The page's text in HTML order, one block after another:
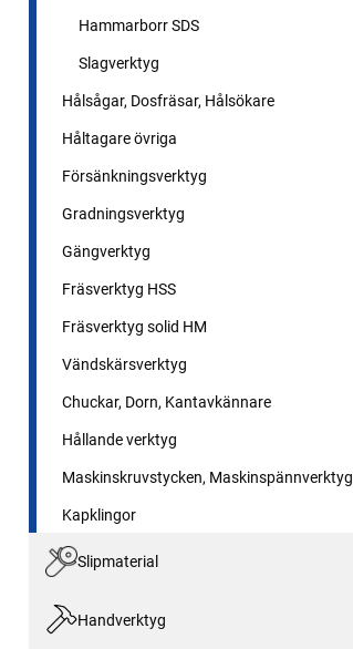
Hammarborr SDS
Slagverktyg
Hålsågar, Dosfräsar, Hålsökare
Håltagare övriga
Försänkningsverktyg
Gradningsverktyg
Gängverktyg
Fräsverktyg HSS
Fräsverktyg solid HM
Vändskärsverktyg
Chuckar, Dorn, Kantavkännare
Hållande verktyg
Maskinskruvstycken, Maskinspännverktyg
Kapklingor
Slipmaterial
Handverktyg